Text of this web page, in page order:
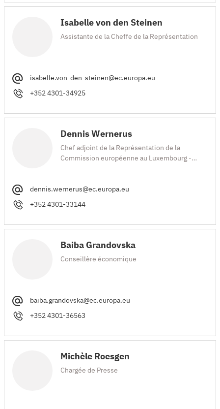
Isabelle von den Steinen
Assistante de la Cheffe de la Représentation
isabelle.von-den-steinen@ec.europa.eu
+352 4301-34925
Dennis Wernerus
Chef adjoint de la Représentation de la
Commission européenne au Luxembourg -
dennis.wernerus@ec.europa.eu
+352 4301-33144
Baiba Grandovska
Conseillère économique
baiba.grandovska@ec.europa.eu
+352 4301-36563
Michèle Roesgen
Chargée de Presse